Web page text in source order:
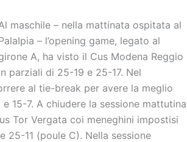
maschile – nella mattinata ospitata al
– l’opening game, legato al
A, ha visto il Cus Modena Reggio
parziali di 25-19 e 25-17. Nel
al tie-break per avere la meglio
15-7. A chiudere la sessione mattutina
Tor Vergata coi meneghini impostisi
11 (poule C). Nella sessione